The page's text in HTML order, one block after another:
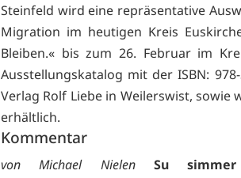
Steinfeld wird eine repräsentative
Migration im heutigen Kreis
Bleiben.« bis zum 26. Februar im
Ausstellungskatalog mit der ISBN:
Verlag Rolf Liebe in Weilerswist,
erhältlich.
Kommentar
von Michael Nielen Su